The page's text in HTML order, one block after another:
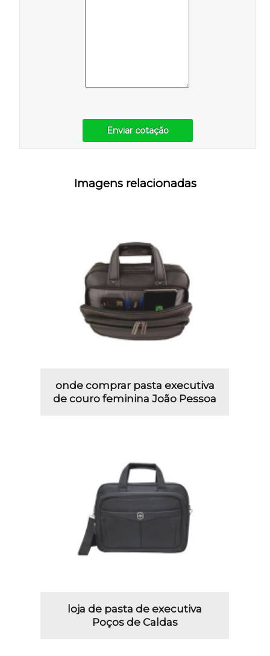
Enviar cotação
Imagens relacionadas
onde comprar pasta executiva
de couro feminina João Pessoa
loja de pasta de executiva
Poços de Caldas